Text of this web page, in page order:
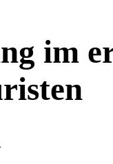
im